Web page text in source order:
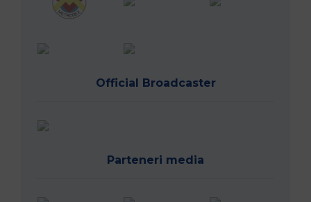
Official Broadcaster
Parteneri media